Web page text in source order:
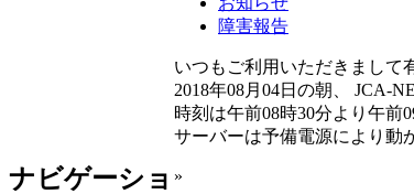
ナビゲーショ
障害報告
いつもご利用いただきまして
2018年08月04日の朝、 JCA-
時刻は午前08時30分より午前
サーバーは予備電源により動
»